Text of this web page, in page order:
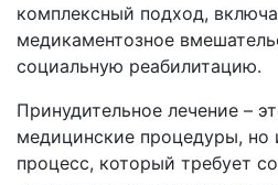
комплексный подход,
медикаментозное
социальную реабилитацию.
Принудительное лечение –
медицинские процедуры, но
процесс, который требует